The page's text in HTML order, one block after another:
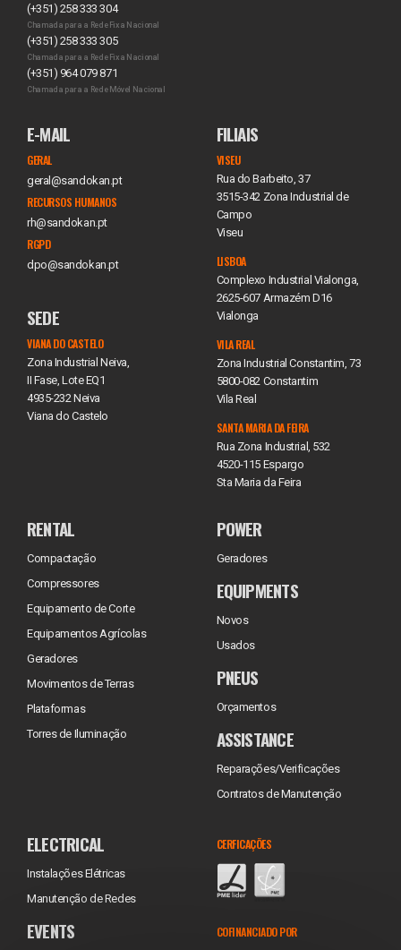
(+351) 258 333 304
Chamada para a Rede Fixa Nacional
(+351) 258 333 305
Chamada para a Rede Fixa Nacional
(+351) 964 079 871
Chamada para a Rede Móvel Nacional
E-MAIL
GERAL
geral@sandokan.pt
RECURSOS HUMANOS
rh@sandokan.pt
RGPD
dpo@sandokan.pt
SEDE
VIANA DO CASTELO
Zona Industrial Neiva,
II Fase, Lote EQ1
4935-232 Neiva
Viana do Castelo
FILIAIS
VISEU
Rua do Barbeito, 37
3515-342 Zona Industrial de
Campo
Viseu
LISBOA
Complexo Industrial Vialonga,
2625-607 Armazém D16
Vialonga
VILA REAL
Zona Industrial Constantim, 73
5800-082 Constantim
Vila Real
SANTA MARIA DA FEIRA
Rua Zona Industrial, 532
4520-115 Espargo
Sta Maria da Feira
RENTAL
Compactação
Compressores
Equipamento de Corte
Equipamentos Agrícolas
Geradores
Movimentos de Terras
Plataformas
Torres de Iluminação
POWER
Geradores
EQUIPMENTS
Novos
Usados
PNEUS
Orçamentos
ASSISTANCE
Reparações/Verificações
Contratos de Manutenção
ELECTRICAL
Instalações Elétricas
Manutenção de Redes
EVENTS
CERFICAÇÕES
COFINANCIADO POR